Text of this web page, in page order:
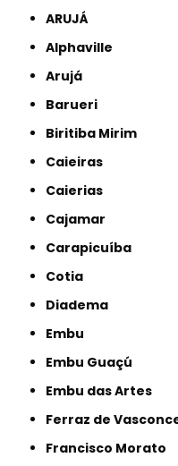
ARUJÁ
Alphaville
Arujá
Barueri
Biritiba Mirim
Caieiras
Caierias
Cajamar
Carapicuíba
Cotia
Diadema
Embu
Embu Guaçú
Embu das Artes
Ferraz de
Francisco Morato